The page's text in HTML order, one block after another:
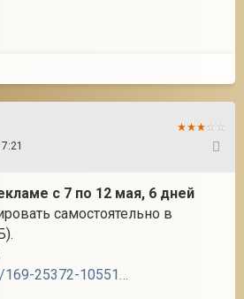
с 7 по 12 мая, 6 дней
самостоятельно в
http://egida.by/forum/169-25372-1055110-16-1439244503